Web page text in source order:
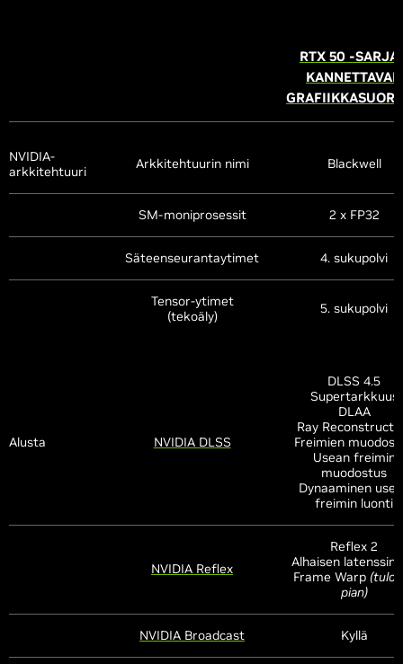
RTX 50 -
KANNETTAVAN
NVIDIA-
arkkitehtuuri
Arkkitehtuurin nimi Blackwell
SM-moniprosessit 2 x FP32
Säteenseurantaytimet 4. sukupolvi
Tensor-ytimet
(tekoäly)
5. sukupolvi
Alusta NVIDIA DLSS
DLSS 4.5
Supertarkkuus
DLAA
Ray
Freimien
Usean freimin
muodostus
Dynaaminen
freimin luonti
NVIDIA Reflex
Reflex 2
Alhaisen latenssin
Frame Warp
pian)
NVIDIA Broadcast Kyllä